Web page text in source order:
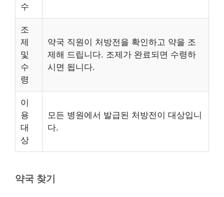
수
조
제
및
수
령
약국 직원이 처방전을 확인하고 약을 조
제해 드립니다. 조제가 완료되면 수령하
시면 됩니다.
이
용
대
상
모든 병원에서 발급된 처방전이 대상입니
다.
약국 찾기